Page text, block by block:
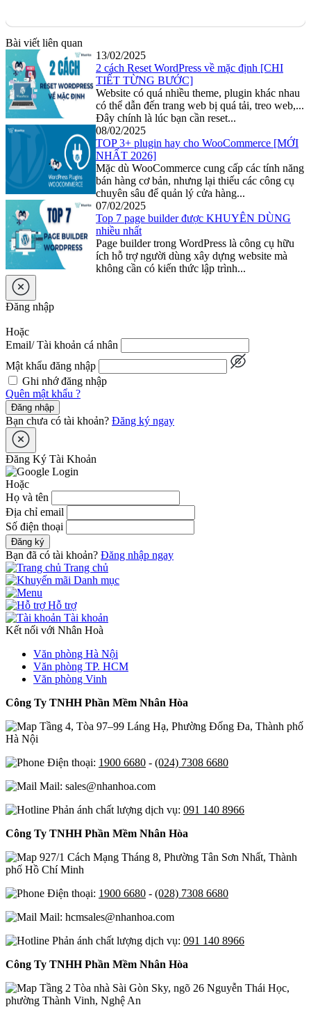
Bài viết liên quan
13/02/2025
2 cách Reset WordPress về mặc định [CHI
TIẾT TỪNG BƯỚC]
Website có quá nhiều theme, plugin khác nhau
có thể dẫn đến trang web bị quá tải, treo web,...
Đây chính là lúc bạn cần reset...
08/02/2025
TOP 3+ plugin hay cho WooCommerce [MỚI
NHẤT 2026]
Mặc dù WooCommerce cung cấp các tính năng
bán hàng cơ bản, nhưng lại thiếu các công cụ
chuyên sâu để quản lý cửa hàng...
07/02/2025
Top 7 page builder được KHUYÊN DÙNG
nhiều nhất
Page builder trong WordPress là công cụ hữu
ích hỗ trợ người dùng xây dựng website mà
không cần có kiến thức lập trình...
Đăng nhập
Hoặc
Email/ Tài khoản cá nhân
Mật khẩu đăng nhập
Ghi nhớ đăng nhập
Quên mật khẩu ?
Đăng nhập
Bạn chưa có tài khoản? Đăng ký ngay
Đăng Ký Tài Khoản
Hoặc
Họ và tên
Địa chỉ email
Số điện thoại
Đăng ký
Bạn đã có tài khoản? Đăng nhập ngay
Trang chủ
Danh mục
Hỗ trợ
Tài khoản
Kết nối với Nhân Hoà
Văn phòng Hà Nội
Văn phòng TP. HCM
Văn phòng Vinh
Công Ty TNHH Phần Mềm Nhân Hòa
Tầng 4, Tòa 97–99 Láng Hạ, Phường Đống Đa, Thành phố
Hà Nội
Điện thoại: 1900 6680 - (024) 7308 6680
Mail: sales@nhanhoa.com
Phản ánh chất lượng dịch vụ: 091 140 8966
Công Ty TNHH Phần Mềm Nhân Hòa
927/1 Cách Mạng Tháng 8, Phường Tân Sơn Nhất, Thành
phố Hồ Chí Minh
Điện thoại: 1900 6680 - (028) 7308 6680
Mail: hcmsales@nhanhoa.com
Phản ánh chất lượng dịch vụ: 091 140 8966
Công Ty TNHH Phần Mềm Nhân Hòa
Tầng 2 Tòa nhà Sài Gòn Sky, ngõ 26 Nguyễn Thái Học,
phường Thành Vinh, Nghệ An